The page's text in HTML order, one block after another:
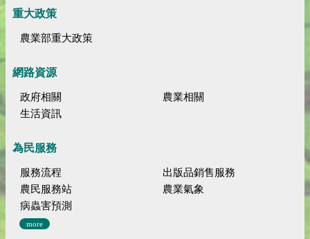
重大政策
農業部重大政策
網路資源
政府相關
農業相關
生活資訊
為民服務
服務流程
出版品銷售服務
農民服務站
農業氣象
病蟲害預測
more